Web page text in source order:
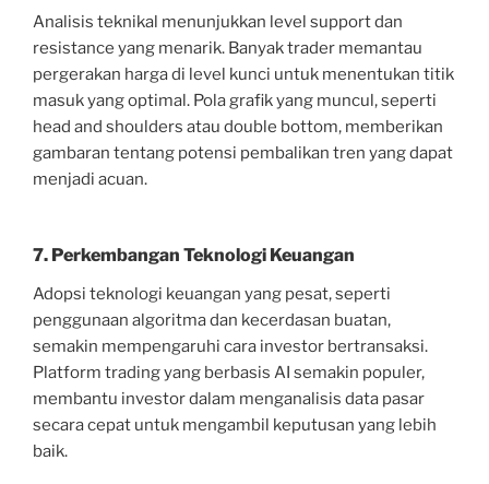
Analisis teknikal menunjukkan level support dan
resistance yang menarik. Banyak trader memantau
pergerakan harga di level kunci untuk menentukan titik
masuk yang optimal. Pola grafik yang muncul, seperti
head and shoulders atau double bottom, memberikan
gambaran tentang potensi pembalikan tren yang dapat
menjadi acuan.
7. Perkembangan Teknologi Keuangan
Adopsi teknologi keuangan yang pesat, seperti
penggunaan algoritma dan kecerdasan buatan,
semakin mempengaruhi cara investor bertransaksi.
Platform trading yang berbasis AI semakin populer,
membantu investor dalam menganalisis data pasar
secara cepat untuk mengambil keputusan yang lebih
baik.